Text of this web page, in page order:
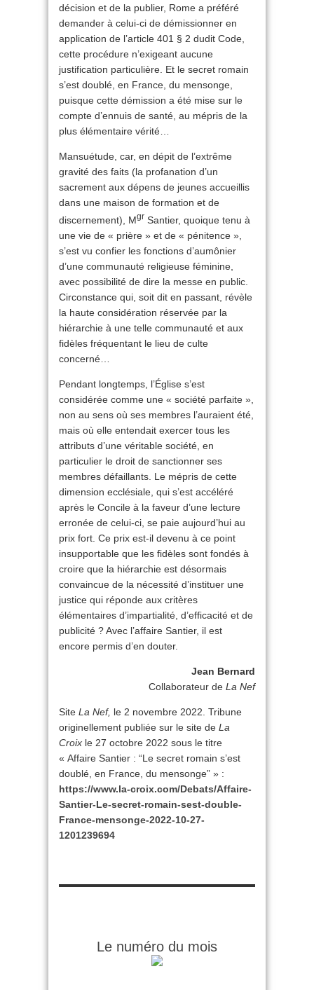
décision et de la publier, Rome a préféré
demander à celui-ci de démissionner en
application de l’article 401 § 2 dudit Code,
cette procédure n’exigeant aucune
justification particulière. Et le secret romain
s’est doublé, en France, du mensonge,
puisque cette démission a été mise sur le
compte d’ennuis de santé, au mépris de la
plus élémentaire vérité…
Mansuétude, car, en dépit de l’extrême
gravité des faits (la profanation d’un
sacrement aux dépens de jeunes accueillis
dans une maison de formation et de
discernement), Mgr Santier, quoique tenu à
une vie de « prière » et de « pénitence »,
s’est vu confier les fonctions d’aumônier
d’une communauté religieuse féminine,
avec possibilité de dire la messe en public.
Circonstance qui, soit dit en passant, révèle
la haute considération réservée par la
hiérarchie à une telle communauté et aux
fidèles fréquentant le lieu de culte
concerné…
Pendant longtemps, l’Église s’est
considérée comme une « société parfaite »,
non au sens où ses membres l’auraient été,
mais où elle entendait exercer tous les
attributs d’une véritable société, en
particulier le droit de sanctionner ses
membres défaillants. Le mépris de cette
dimension ecclésiale, qui s’est accéléré
après le Concile à la faveur d’une lecture
erronée de celui-ci, se paie aujourd’hui au
prix fort. Ce prix est-il devenu à ce point
insupportable que les fidèles sont fondés à
croire que la hiérarchie est désormais
convaincue de la nécessité d’instituer une
justice qui réponde aux critères
élémentaires d’impartialité, d’efficacité et de
publicité ? Avec l’affaire Santier, il est
encore permis d’en douter.
Jean Bernard
Collaborateur de La Nef
Site La Nef, le 2 novembre 2022. Tribune
originellement publiée sur le site de La
Croix le 27 octobre 2022 sous le titre
« Affaire Santier : “Le secret romain s’est
doublé, en France, du mensonge” » :
https://www.la-croix.com/Debats/Affaire-
Santier-Le-secret-romain-sest-double-
France-mensonge-2022-10-27-
1201239694
Le numéro du mois